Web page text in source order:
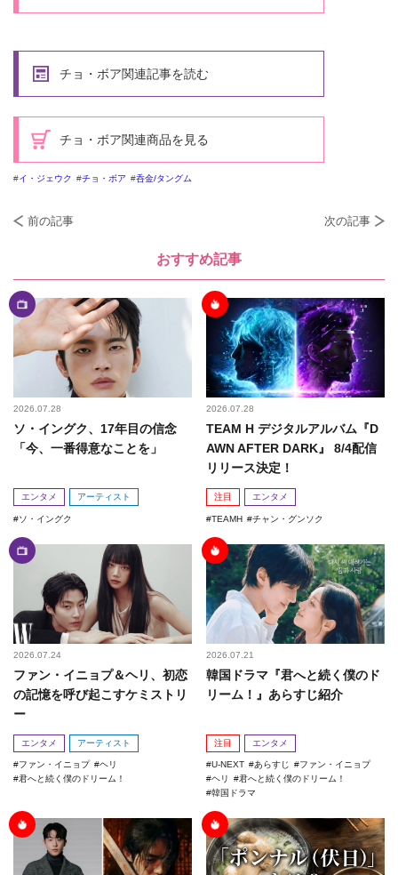
チョ・ボア関連記事を読む
チョ・ボア関連商品を見る
イ・ジェウク チョ・ボア 呑金/タングム
前の記事 次の記事
おすすめ記事
2026.07.28
ソ・イングク、17年目の信念
「今、一番得意なことを」
エンタメ アーティスト
ソ・イングク
2026.07.28
TEAM H デジタルアルバム『D
AWN AFTER DARK』 8/4配信
リリース決定！
注目 エンタメ
TEAMH チャン・グンソク
2026.07.24
ファン・イニョプ＆ヘリ、初恋
の記憶を呼び起こすケミストリ
ー
エンタメ アーティスト
ファン・イニョプ
ヘリ
君へと続く僕のドリーム！
2026.07.21
韓国ドラマ『君へと続く僕のド
リーム！』あらすじ紹介
注目 エンタメ
U-NEXT あらすじ
ファン・イニョプ
ヘリ
君へと続く僕のドリーム！
韓国ドラマ